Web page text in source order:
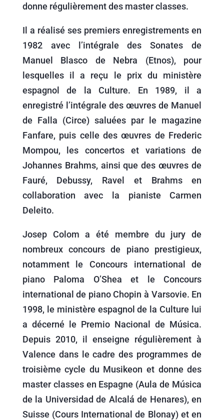
donne régulièrement des master classes.
Il a réalisé ses premiers enregistrements en
1982 avec l’intégrale des Sonates de
Manuel Blasco de Nebra (Etnos), pour
lesquelles il a reçu le prix du ministère
espagnol de la Culture. En 1989, il a
enregistré l’intégrale des œuvres de Manuel
de Falla (Circe) saluées par le magazine
Fanfare, puis celle des œuvres de Frederic
Mompou, les concertos et variations de
Johannes Brahms, ainsi que des œuvres de
Fauré, Debussy, Ravel et Brahms en
collaboration avec la pianiste Carmen
Deleito.
Josep Colom a été membre du jury de
nombreux concours de piano prestigieux,
notamment le Concours international de
piano Paloma O’Shea et le Concours
international de piano Chopin à Varsovie. En
1998, le ministère espagnol de la Culture lui
a décerné le Premio Nacional de Música.
Depuis 2010, il enseigne régulièrement à
Valence dans le cadre des programmes de
troisième cycle du Musikeon et donne des
master classes en Espagne (Aula de Música
de la Universidad de Alcalá de Henares), en
Suisse (Cours International de Blonay) et en